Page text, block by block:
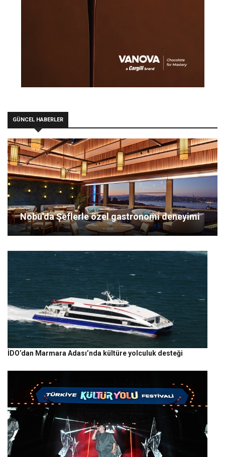
GÜNCEL HABERLER
Nobu’da Şeflerle özel gastronomi deneyimi
İDO’dan Marmara Adası’nda kültüre yolculuk desteği